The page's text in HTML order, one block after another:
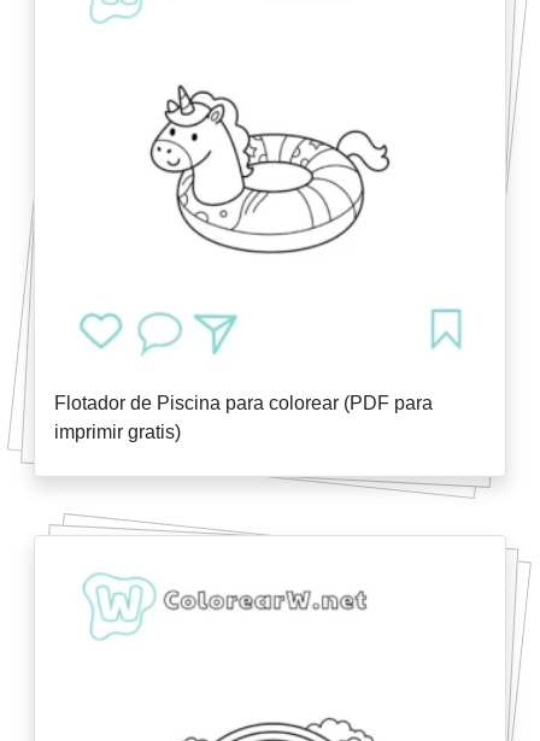
Flotador de Piscina para colorear (PDF para
imprimir gratis)